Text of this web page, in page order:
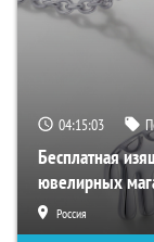
04:15:02
Бесплатная
ювелирных
Россия